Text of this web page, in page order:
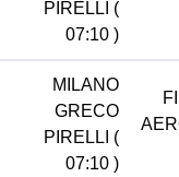
PIRELLI (
07:10 )
MILANO
GRECO
PIRELLI (
07:10 )